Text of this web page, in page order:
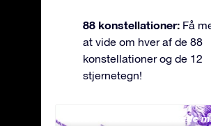
88 konstellationer: Få
at vide om hver af de 88
konstellationer og de 12
stjernetegn!
Andromeda - Den lænkede